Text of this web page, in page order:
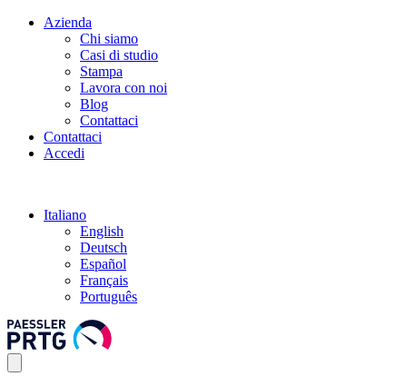
Azienda
Chi siamo
Casi di studio
Stampa
Lavora con noi
Blog
Contattaci
Contattaci
Accedi
Italiano
English
Deutsch
Español
Français
Português